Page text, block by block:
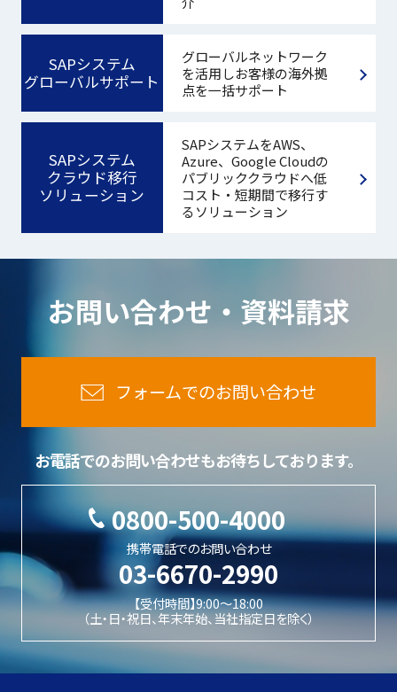
SAPシステム
グローバルサポート
グローバルネットワーク
を活用しお客様の海外拠
点を一括サポート
SAPシステム
クラウド移行
ソリューション
SAPシステムをAWS、
Azure、Google Cloudの
パブリッククラウドへ低
コスト・短期間で移行す
るソリューション
お問い合わせ・資料請求
フォームでのお問い合わせ
お電話でのお問い合わせもお待ちしております。
0800-500-4000
携帯電話でのお問い合わせ
03-6670-2990
【受付時間】9:00〜18:00
（土・日・祝日、年末年始、当社指定日を除く）